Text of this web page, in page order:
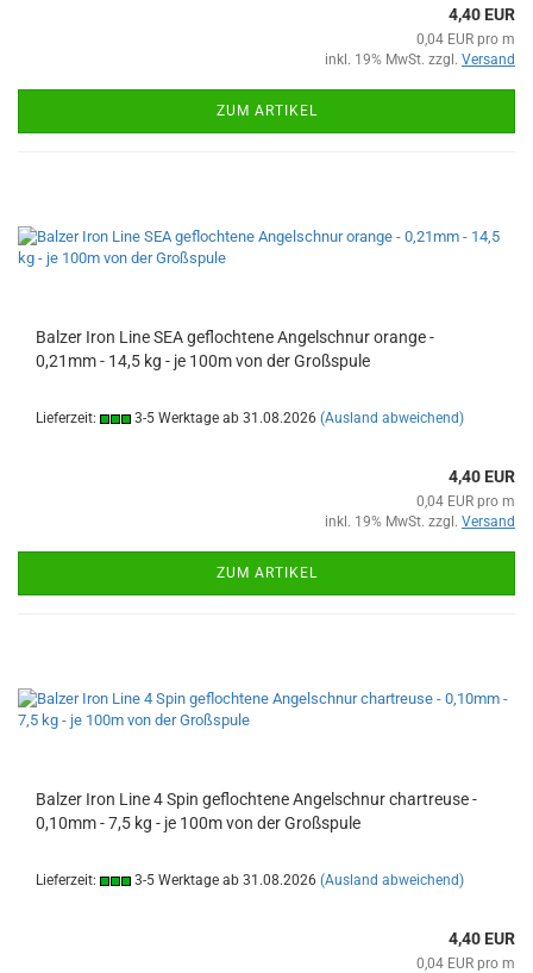
4,40 EUR
0,04 EUR pro m
inkl. 19% MwSt. zzgl. Versand
ZUM ARTIKEL
Balzer Iron Line SEA geflochtene Angelschnur orange -
0,21mm - 14,5 kg - je 100m von der Großspule
Lieferzeit: 3-5 Werktage ab 31.08.2026 (Ausland abweichend)
4,40 EUR
0,04 EUR pro m
inkl. 19% MwSt. zzgl. Versand
ZUM ARTIKEL
Balzer Iron Line 4 Spin geflochtene Angelschnur chartreuse -
0,10mm - 7,5 kg - je 100m von der Großspule
Lieferzeit: 3-5 Werktage ab 31.08.2026 (Ausland abweichend)
4,40 EUR
0,04 EUR pro m